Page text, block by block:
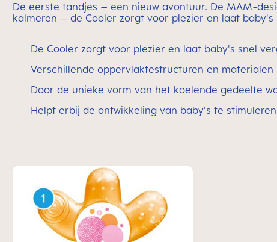
De eerste tandjes – een nieuw avontuur. De MAM-
kalmeren – de Cooler zorgt voor plezier en laat
De Cooler zorgt voor plezier en laat baby's snel
Verschillende oppervlaktestructuren en
Door de unieke vorm van het koelende gedeelte
Helpt erbij de ontwikkeling van baby's te stimuleren